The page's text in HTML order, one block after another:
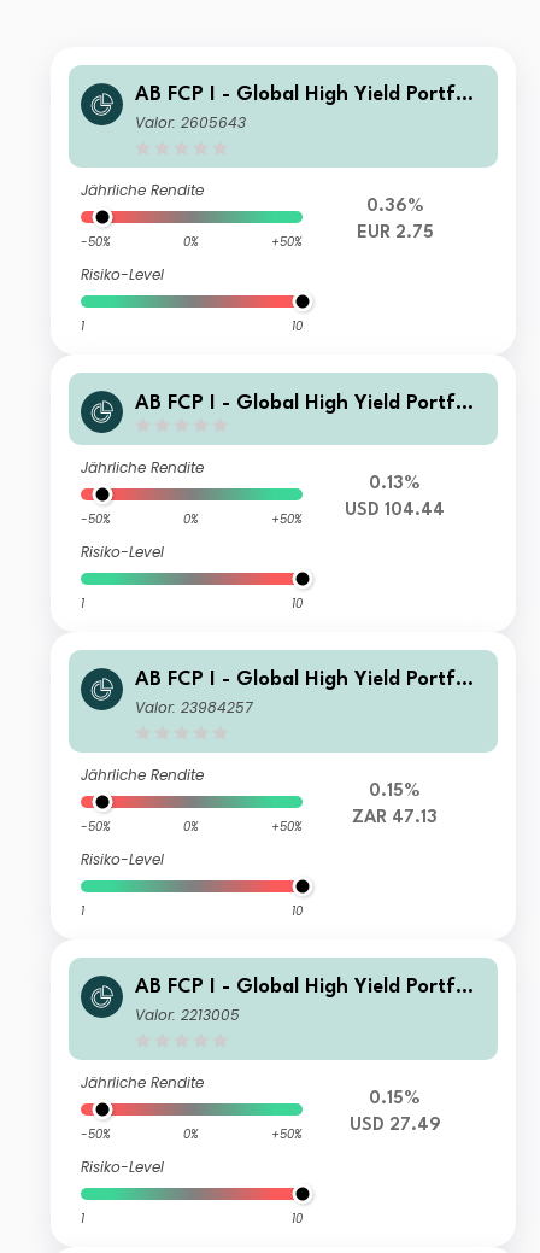
AB FCP I - Global High Yield Portfoli
o C EUR Inc
Valor: 2605643
Jährliche Rendite
-50% 0% +50%
Risiko-Level
1 10
0.36%
EUR 2.75
AB FCP I - Global High Yield Portfoli
Jährliche Rendite
-50% 0% +50%
Risiko-Level
1 10
0.13%
USD 104.44
AB FCP I - Global High Yield Portfoli
o AA ZAR H Inc
Valor: 23984257
Jährliche Rendite
-50% 0% +50%
Risiko-Level
1 10
0.15%
ZAR 47.13
AB FCP I - Global High Yield Portfoli
o C2 Acc
Valor: 2213005
Jährliche Rendite
-50% 0% +50%
Risiko-Level
1 10
0.15%
USD 27.49